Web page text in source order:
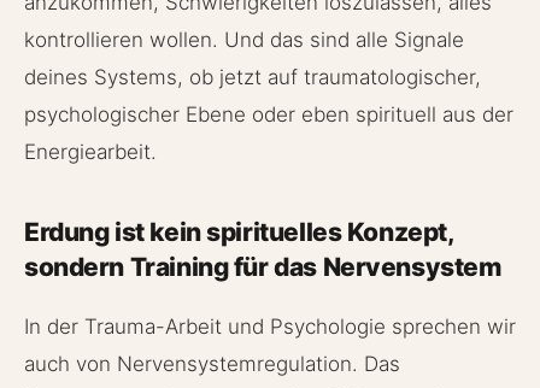
kontrollieren wollen. Und das sind alle Signale
deines Systems, ob jetzt auf traumatologischer,
psychologischer Ebene oder eben spirituell aus der
Energiearbeit.
Erdung ist kein spirituelles Konzept,
sondern Training für das Nervensystem
In der Trauma-Arbeit und Psychologie sprechen wir
auch von Nervensystemregulation. Das